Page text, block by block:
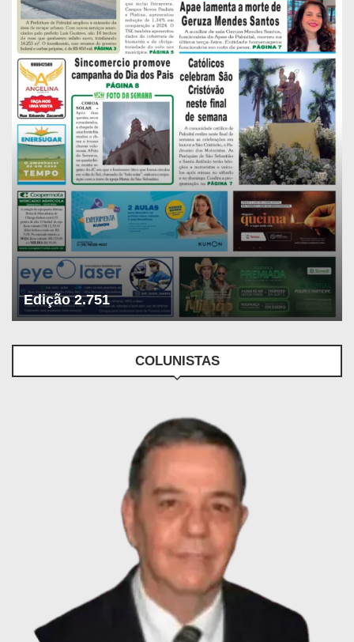
Edição 2.751
COLUNISTAS